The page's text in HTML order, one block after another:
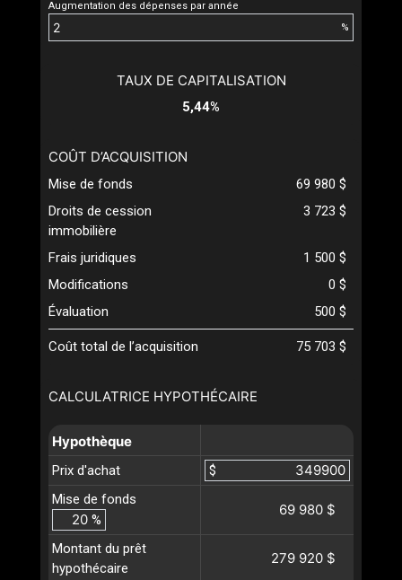
Augmentation des dépenses par année
%
CALCULATRICE HYPOTHÉCAIRE
Hypothèque
Prix d'achat
$
Mise de fonds
%
69 980 $
Montant du prêt
hypothécaire
279 920 $
TAUX DE CAPITALISATION
5,44%
COÛT D’ACQUISITION
Mise de fonds
69 980 $
Droits de cession
immobilière
3 723 $
Frais juridiques
1 500 $
Modifications
0 $
Évaluation
500 $
Coût total de l’acquisition 75 703 $